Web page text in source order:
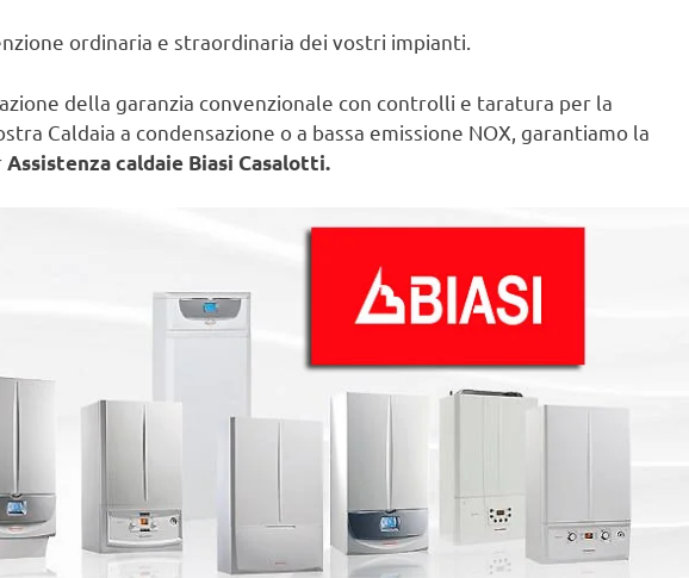
ordinaria e straordinaria dei vostri impianti.
della garanzia convenzionale con controlli e taratura per la
Caldaia a condensazione o a bassa emissione NOX, garantiamo la
Assistenza caldaie Biasi Casalotti.